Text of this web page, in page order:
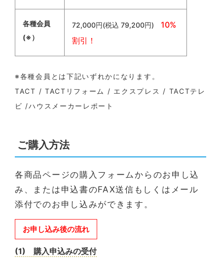
各種会員
(※）
72,000円(税込 79,200円) 10%
割引！
※各種会員とは下記いずれかになります。
TACT / TACTリフォーム / エクスプレス / TACTテレ
ビ /ハウスメーカーレポート
ご購入方法
各商品ページの購入フォームからのお申し込
み、または申込書のFAX送信もしくはメール
添付でのお申し込みができます。
お申し込み後の流れ
(1) 購入申込みの受付